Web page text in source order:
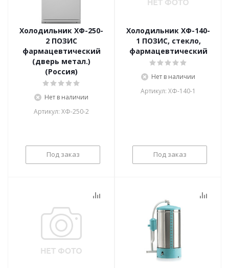
Холодильник ХФ-250-
2 ПОЗИС
фармацевтический
(дверь метал.)
(Россия)
Нет в наличии
Артикул: ХФ-250-2
Под заказ
Холодильник ХФ-140-
1 ПОЗИС, стекло,
фармацевтический
Нет в наличии
Артикул: ХФ-140-1
Под заказ